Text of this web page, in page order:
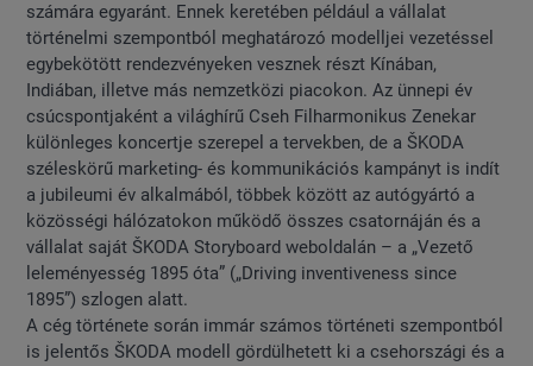
számára egyaránt. Ennek keretében például a vállalat
történelmi szempontból meghatározó modelljei vezetéssel
egybekötött rendezvényeken vesznek részt Kínában,
Indiában, illetve más nemzetközi piacokon. Az ünnepi év
csúcspontjaként a világhírű Cseh Filharmonikus Zenekar
különleges koncertje szerepel a tervekben, de a ŠKODA
széleskörű marketing- és kommunikációs kampányt is indít
a jubileumi év alkalmából, többek között az autógyártó a
közösségi hálózatokon működő összes csatornáján és a
vállalat saját ŠKODA Storyboard weboldalán – a „Vezető
leleményesség 1895 óta” („Driving inventiveness since
1895”) szlogen alatt.
A cég története során immár számos történeti szempontból
is jelentős ŠKODA modell gördülhetett ki a csehországi és a